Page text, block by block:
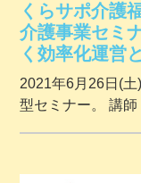
くらサポ介護
介護事業セミ
く効率化運営
2021年6月26日(
型セミナー。 講